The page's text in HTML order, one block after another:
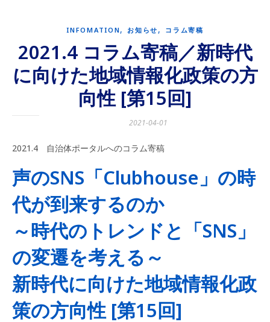
INFOMATION,お知らせ , コラム寄稿
2021.4 コラム寄稿／新時代
に向けた地域情報化政策の方
向性 [第15回]
2021-04-01
2021.4 自治体ポータルへのコラム寄稿
声のSNS「Clubhouse」の時
代が到来するのか
～時代のトレンドと「SNS」
の変遷を考える～
新時代に向けた地域情報化政
策の方向性 [第15回]